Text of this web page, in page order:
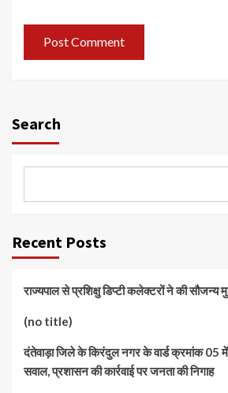
Search
Recent Posts
राज्यपाल से प्रशिक्षु डिप्टी कलेक्टरों ने की सौजन्य
(no title)
दंतेवाड़ा जिले के किरंदुल नगर के वार्ड क्रमांक 05
सवाल, प्रशासन की कार्रवाई पर जनता की निगाह